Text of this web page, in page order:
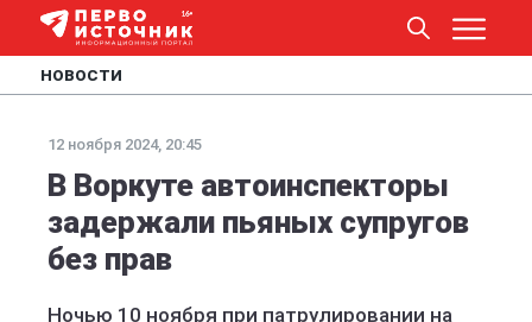
НОВОСТИ
12 ноября 2024, 20:45
В Воркуте автоинспекторы
задержали пьяных супругов
без прав
Ночью 10 ноября при патрулировании на